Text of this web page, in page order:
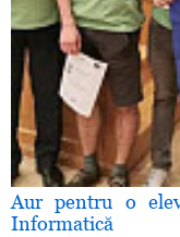
Aur pentru o
Informatică